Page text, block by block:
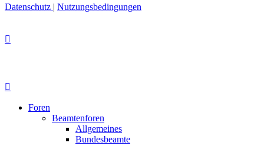
Datenschutz | Nutzungsbedingungen
Foren
Beamtenforen
Allgemeines
Bundesbeamte